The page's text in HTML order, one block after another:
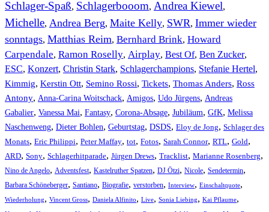
Schlager-Spaß, Schlagerbooom, Andrea Kiewel,
Michelle, Andrea Berg, Maite Kelly, SWR, Immer wieder
sonntags, Matthias Reim, Bernhard Brink, Howard
Carpendale, Ramon Roselly, Airplay, Best Of, Ben Zucker,
ESC, Konzert, Christin Stark, Schlagerchampions, Stefanie Hertel,
Kimmig, Kerstin Ott, Semino Rossi, Tickets, Thomas Anders, Ross
Antony, Anna-Carina Woitschack, Amigos, Udo Jürgens, Andreas
Gabalier, Vanessa Mai, Fantasy, Corona-Absage, Jubiläum, GfK, Melissa
Naschenweng, Dieter Bohlen, Geburtstag, DSDS, Eloy de Jong, Schlager des
Monats, Eric Philippi, Peter Maffay, tot, Fotos, Sarah Connor, RTL, Gold,
ARD, Sony, Schlagerhitparade, Jürgen Drews, Tracklist, Marianne Rosenberg,
Nino de Angelo, Adventsfest, Kastelruther Spatzen, DJ Ötzi, Nicole, Sendetermin,
Barbara Schöneberger, Santiano, Biografie, verstorben, Interview, Einschaltquote,
Wiederholung, Vincent Gross, Daniela Alfinito, Live, Sonia Liebing, Kai Pflaume,